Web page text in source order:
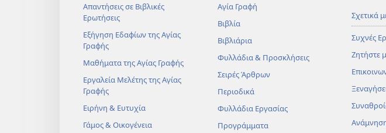
Απαντήσεις σε Βιβλικές
Ερωτήσεις
Εξήγηση Εδαφίων της Αγίας
Γραφής
Μαθήματα της Αγίας Γραφής
Εργαλεία Μελέτης της Αγίας
Γραφής
Ειρήνη & Ευτυχία
Γάμος & Οικογένεια
Αγία Γραφή
Βιβλία
Βιβλιάρια
Φυλλάδια & Προσκλήσεις
Σειρές Άρθρων
Περιοδικά
Φυλλάδια Εργασίας
Προγράμματα
Σχετικά
Συχνές
Ζητήστε